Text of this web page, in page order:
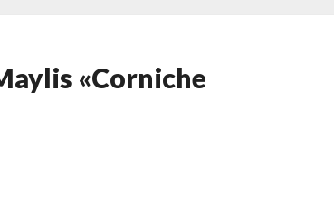
«Corniche